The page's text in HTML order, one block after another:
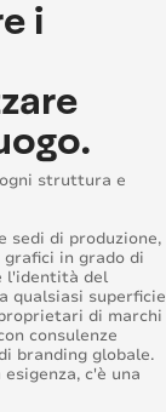
i
struttura e
sedi di produzione,
in grado di
l'identità del
qualsiasi superficie
di marchi
consulenze
branding globale.
c'è una